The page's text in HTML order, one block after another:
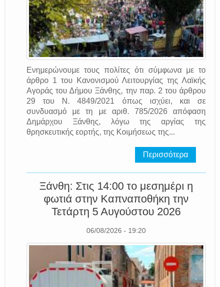
Ενημερώνουμε τους πολίτες ότι σύμφωνα με το
άρθρο 1 του Κανονισμού Λειτουργίας της Λαϊκής
Αγοράς του Δήμου Ξάνθης, την παρ. 2 του άρθρου
29 του Ν. 4849/2021 όπως ισχύει, και σε
συνδυασμό με τη με αριθ. 785/2026 απόφαση
Δημάρχου Ξάνθης, λόγω της αργίας της
θρησκευτικής εορτής, της Κοιμήσεως της...
Περισσότερα
Ξάνθη: Στις 14:00 το μεσημέρι η
φωτιά στην Καπναποθήκη την
Τετάρτη 5 Αυγούστου 2026
06/08/2026 - 19:20